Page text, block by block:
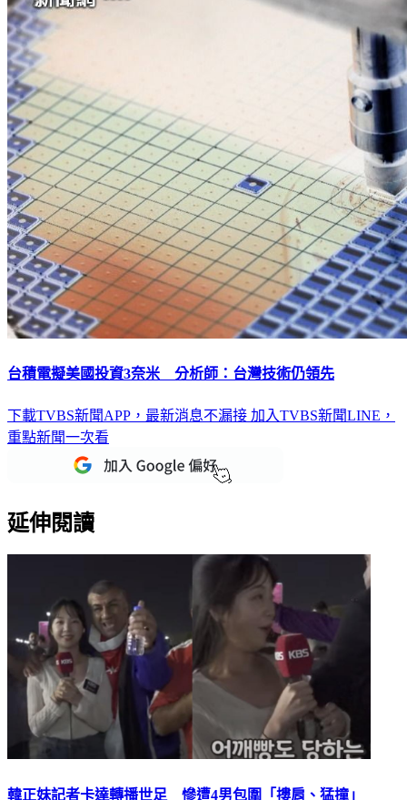
台積電擬美國投資3奈米 分析師：台灣技術仍領先
下載TVBS新聞APP，最新消息不漏接 加入TVBS新聞LINE，
重點新聞一次看
延伸閱讀
韓正妹記者卡達轉播世足 慘遭4男包圍「摟肩、猛撞」